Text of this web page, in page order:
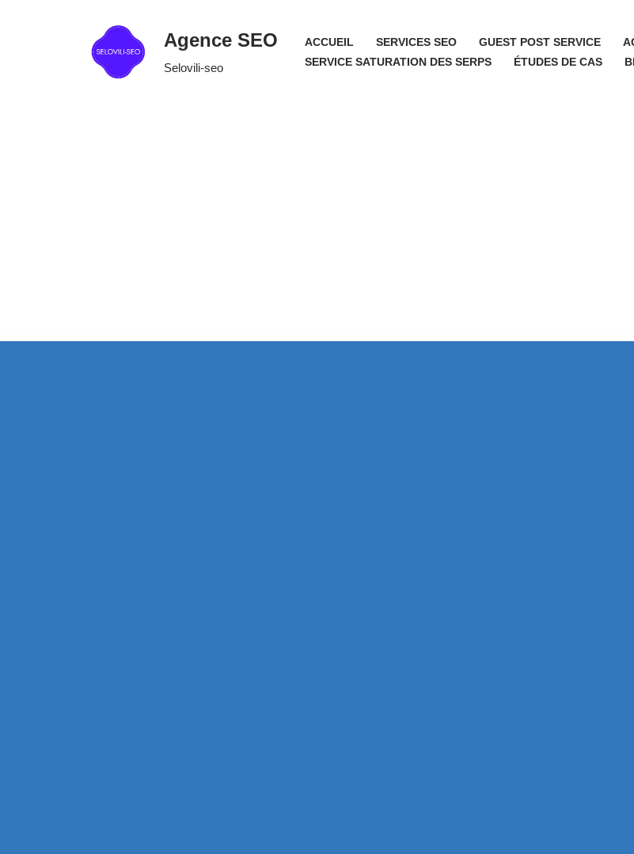
Agence SEO
Selovili-seo
ACCUEIL SERVICES SEO GUEST POST SERVICE
SERVICE SATURATION DES SERPS
ÉTUDES DE CAS